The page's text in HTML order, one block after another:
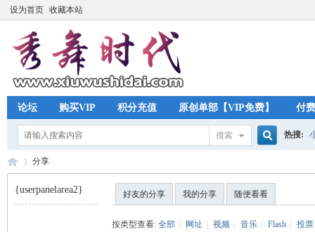
设为首页 收藏本站
论坛 购买VIP 积分充值 原创单部【VIP免费】 付
搜索 热搜:
分享
{userpanelarea2} 好友的分享 我的分享 随便看看
按类型查看: 全部 网址 视频 音乐 Flash 投票